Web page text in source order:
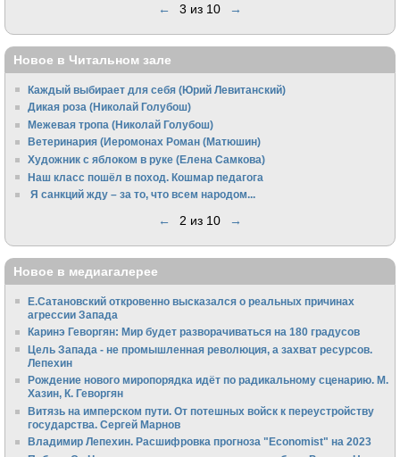
← 3 из 10 →
Новое в Читальном зале
Каждый выбирает для себя (Юрий Левитанский)
Дикая роза (Николай Голубош)
Межевая тропа (Николай Голубош)
Ветеринария (Иеромонах Роман (Матюшин)
Художник с яблоком в руке (Елена Самкова)
Наш класс пошёл в поход. Кошмар педагога
Я санкций жду – за то, что всем народом...
← 2 из 10 →
Новое в медиагалерее
Е.Сатановский откровенно высказался о реальных причинах
агрессии Запада
Каринэ Геворгян: Мир будет разворачиваться на 180 градусов
Цель Запада - не промышленная революция, а захват ресурсов.
Лепехин
Рождение нового миропорядка идёт по радикальному сценарию. М.
Хазин, К. Геворгян
Витязь на имперском пути. От потешных войск к переустройству
государства. Сергей Марнов
Владимир Лепехин. Расшифровка прогноза "Economist" на 2023